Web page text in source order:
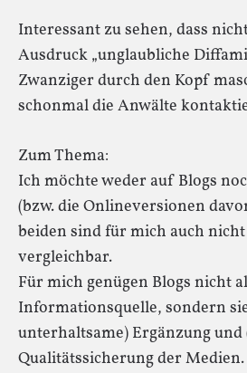
Interessant zu sehen, dass
Ausdruck „unglaubliche
Zwanziger durch den Kopf
schonmal die Anwälte
Zum Thema:
Ich möchte weder auf Blogs
(bzw. die Onlineversionen
beiden sind für mich auch
vergleichbar.
Für mich genügen Blogs nicht
Informationsquelle, sondern
unterhaltsame) Ergänzung
Qualitätssicherung der Medien.